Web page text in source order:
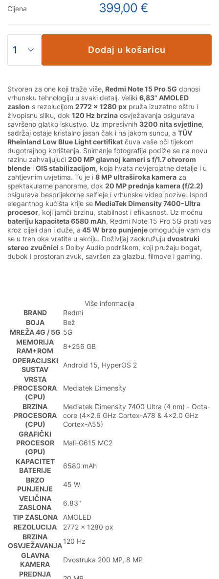
Stvoren za one koji traže više, Redmi Note 15 Pro 5G donosi
vrhunsku tehnologiju u svaki detalj. Veliki 6,83" AMOLED
zaslon s rezolucijom 2772 × 1280 px pruža izuzetno oštru i
živopisnu sliku, dok 120 Hz brzina osvježavanja osigurava
savršeno glatko iskustvo. Uz impresivnih 3200 nita svjetline,
sadržaj ostaje kristalno jasan čak i na jakom suncu, a TÜV
Rheinland Low Blue Light certifikat čuva vaše oči tijekom
dugotrajnog korištenja. Snimanje fotografija podiže se na novu
razinu zahvaljujući 200 MP glavnoj kameri s f/1.7 otvorom
blende i OIS stabilizacijom, koja hvata nevjerojatne detalje i u
zahtjevnim uvjetima. Tu je i 8 MP ultraširoka kamera za
spektakularne panorame, dok 20 MP prednja kamera (f/2.2)
osigurava besprijekorne selfieje i vrhunske video pozive. Ispod
elegantnog kućišta krije se MediaTek Dimensity 7400-Ultra
procesor, koji jamči brzinu, stabilnost i efikasnost. Uz moćnu
bateriju kapaciteta 6580 mAh, Redmi Note 15 Pro 5G prati vas
kroz cijeli dan i duže, a 45 W brzo punjenjeomogućuje vam da
se u tren oka vratite u akciju. Doživljaj zaokružuju dvostruki
stereo zvučnici s Dolby Audio podrškom, koji pružaju bogat,
dubok i prostoran zvuk, savršen za glazbu, filmove i gaming.
Više informacija
BRAND
Redmi
BOJA
Bež
MREŽA 4G / 5G 5G
MEMORIJA
RAM+ROM
8+256 GB
OPERACIJSKI
SUSTAV
Android 15, HyperOS 2
VRSTA
PROCESORA
(CPU)
Mediatek Dimensity
BRZINA
PROCESORA
(CPU)
Mediatek Dimensity 7400 Ultra (4 nm) - Octa-
core (4x2.6 GHz Cortex-A78 & 4x2.0 GHz
Cortex-A55)
GRAFIČKI
PROCESOR
(GPU)
Mali-G615 MC2
KAPACITET
BATERIJE
6580 mAh
BRZO
PUNJENJE
45 W
VELIČINA
ZASLONA
6.83"
TIP ZASLONA
AMOLED
REZOLUCIJA
2772 x 1280 px
BRZINA
OSVJEŽAVANJA
120 Hz
GLAVNA
KAMERA
Dvostruka 200 MP, 8 MP
PREDNJA
Cijena 399,00 €
Dodaj u košaricu